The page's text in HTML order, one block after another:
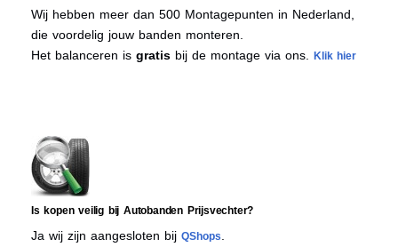
Wij hebben meer dan 500 Montagepunten in Nederland,
die voordelig jouw banden monteren.
Het balanceren is gratis bij de montage via ons. Klik hier
Is kopen veilig bij Autobanden Prijsvechter?
Ja wij zijn aangesloten bij QShops